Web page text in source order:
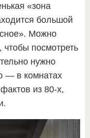
«зона
большой
Можно
посмотреть
нужно
— в комнатах
из 80-х,